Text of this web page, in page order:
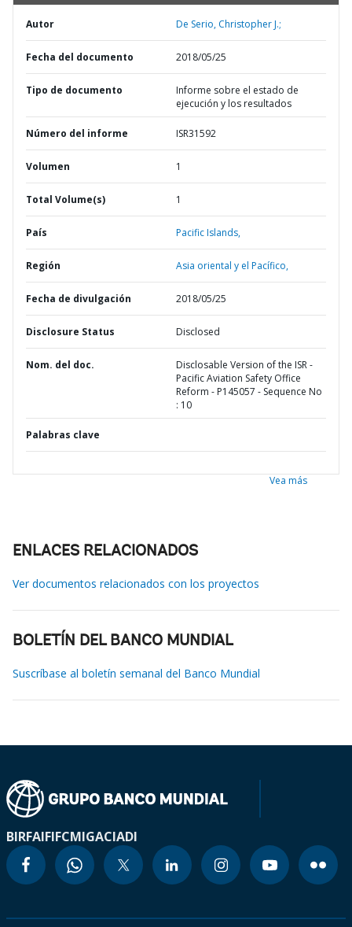
Autor De Serio, Christopher J.;
Fecha del documento 2018/05/25
Tipo de documento
Informe sobre el estado de
ejecución y los resultados
Número del informe ISR31592
Volumen 1
Total Volume(s) 1
País Pacific Islands,
Región Asia oriental y el Pacífico,
Fecha de divulgación 2018/05/25
Disclosure Status Disclosed
Nom. del doc.
Disclosable Version of the ISR -
Pacific Aviation Safety Office
Reform - P145057 - Sequence No
: 10
Palabras clave
Vea más
ENLACES RELACIONADOS
Ver documentos relacionados con los proyectos
BOLETÍN DEL BANCO MUNDIAL
Suscríbase al boletín semanal del Banco Mundial
BIRFAIFIFCMIGACIADI